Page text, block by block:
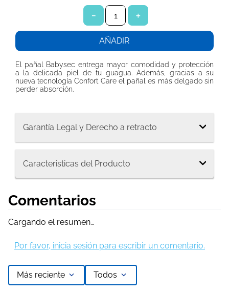
＋
－
AÑADIR
El pañal Babysec entrega mayor comodidad y protección
a la delicada piel de tu guagua. Además, gracias a su
nueva tecnología Confort Care el pañal es más delgado sin
perder absorción.
Garantía Legal y Derecho a retracto
Caracteristicas del Producto
Comentarios
Cargando el resumen…
Por favor, inicia sesión para escribir un comentario.
Más reciente Todos